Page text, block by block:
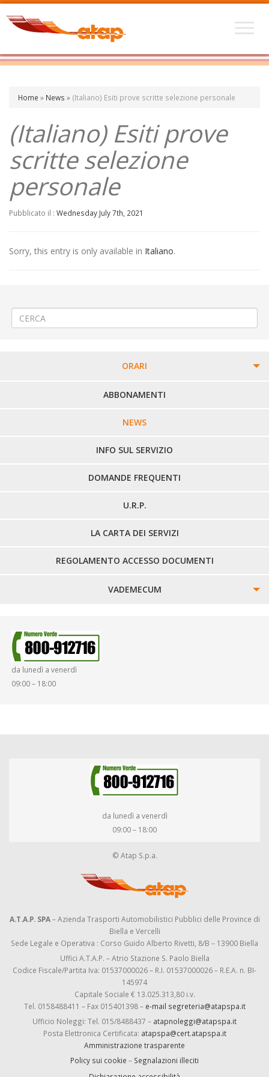
Home » News » (Italiano) Esiti prove scritte selezione personale
(Italiano) Esiti prove
scritte selezione
personale
Pubblicato il : Wednesday July 7th, 2021
Sorry, this entry is only available in Italiano.
ORARI
PERCORSI URBANI IN BIELLA
LINEE URBANE VERCELLI
LINEE EXTRAURBANE
ABBONAMENTI
NEWS
INFO SUL SERVIZIO
DOMANDE FREQUENTI
U.R.P.
LA CARTA DEI SERVIZI
REGOLAMENTO ACCESSO DOCUMENTI
VADEMECUM
SMARRIMENTO OGGETTI
da lunedì a venerdì
09:00 – 18:00
da lunedì a venerdì
09:00 – 18:00
© Atap S.p.a.
A.T.A.P. SPA– Azienda Trasporti Automobilistici Pubblici delle Province di
Biella e Vercelli
Sede Legale e Operativa : Corso Guido Alberto Rivetti, 8/B – 13900 Biella
Uffici A.T.A.P. – Atrio Stazione S. Paolo Biella
Codice Fiscale/Partita Iva: 01537000026 – R.I. 01537000026 – R.E.A. n. BI-
145974
Capitale Sociale € 13.025.313,80 i.v.
Tel. 0158488411 – Fax 015401398 – e-mail segreteria@atapspa.it
Ufficio Noleggi: Tel. 015/8488437 – atapnoleggi@atapspa.it
Posta Elettronica Certificata: atapspa@cert.atapspa.it
Amministrazione trasparente
Policy sui cookie – Segnalazioni illeciti